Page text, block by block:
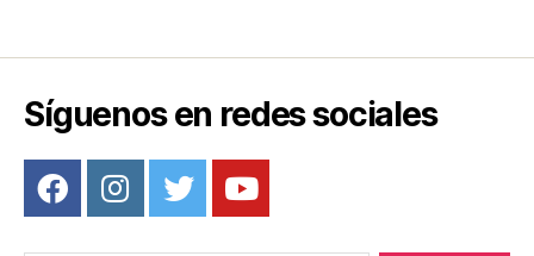
o
k
tir
Síguenos en redes sociales